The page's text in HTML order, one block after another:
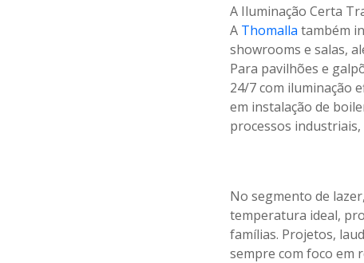
A Iluminação Certa
A Thomalla também
showrooms e salas,
Para pavilhões e
24/7 com iluminação
em instalação de
processos
No segmento de
temperatura ideal,
famílias. Projetos,
sempre com foco em